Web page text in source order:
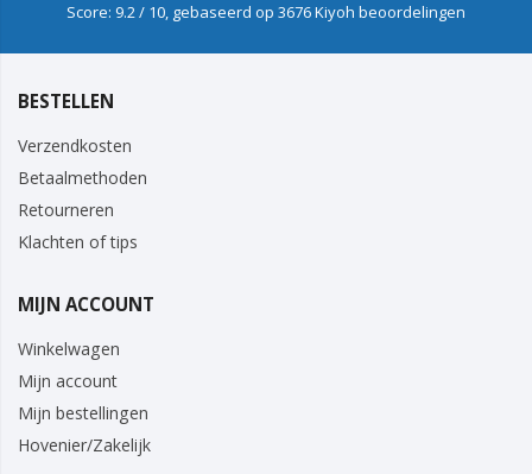
Score: 9.2/ 10, gebaseerd op 3676Kiyoh beoordelingen
BESTELLEN
Verzendkosten
Betaalmethoden
Retourneren
Klachten of tips
MIJN ACCOUNT
Winkelwagen
Mijn account
Mijn bestellingen
Hovenier/Zakelijk